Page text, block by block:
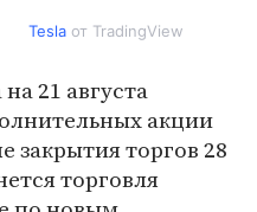
Teslaот TradingView
21 августа
акции
закрытия торгов 28
торговля